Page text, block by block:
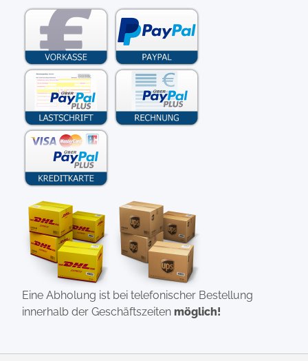
Eine Abholung ist bei telefonischer Bestellung
innerhalb der Geschäftszeiten möglich!